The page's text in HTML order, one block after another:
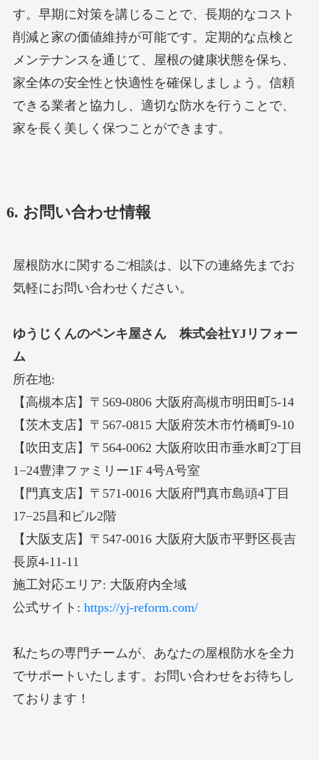
す。早期に対策を講じることで、長期的なコスト
削減と家の価値維持が可能です。定期的な点検と
メンテナンスを通じて、屋根の健康状態を保ち、
家全体の安全性と快適性を確保しましょう。信頼
できる業者と協力し、適切な防水を行うことで、
家を長く美しく保つことができます。
6. お問い合わせ情報
屋根防水に関するご相談は、以下の連絡先までお
気軽にお問い合わせください。
ゆうじくんのペンキ屋さん 株式会社YJリフォー
ム
所在地:
【高槻本店】〒569-0806 大阪府高槻市明田町5-14
【茨木支店】〒567-0815 大阪府茨木市竹橋町9-10
【吹田支店】〒564-0062 大阪府吹田市垂水町2丁目
1−24豊津ファミリー1F 4号A号室
【門真支店】〒571-0016 大阪府門真市島頭4丁目
17−25昌和ビル2階
【大阪支店】〒547-0016 大阪府大阪市平野区長吉
長原4-11-11
施工対応エリア: 大阪府内全域
公式サイト: https://yj-reform.com/
私たちの専門チームが、あなたの屋根防水を全力
でサポートいたします。お問い合わせをお待ちし
ております！